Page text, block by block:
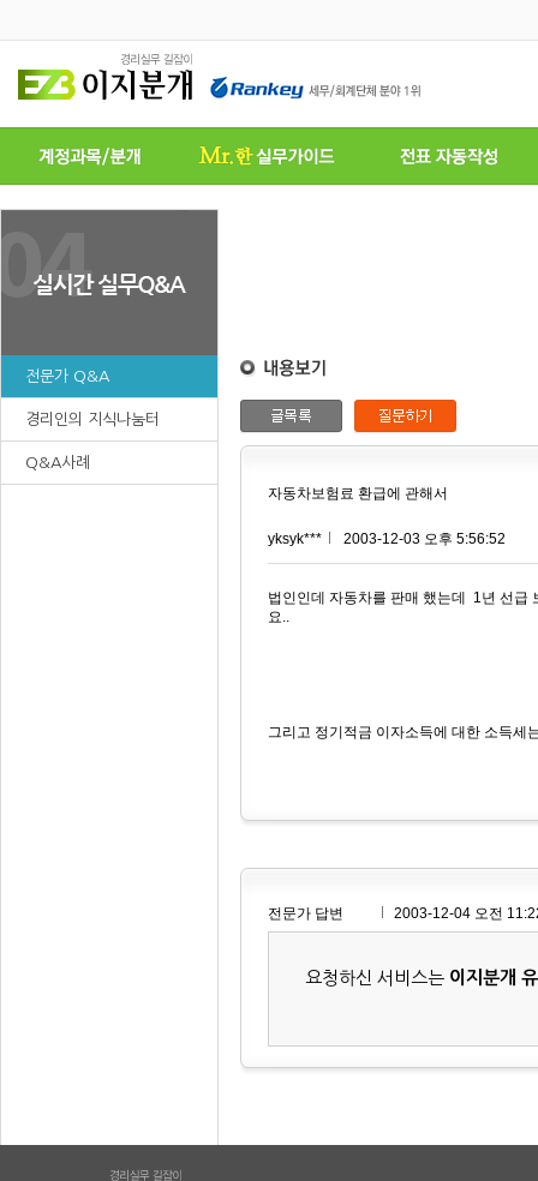
전문가 Q&A
경리인의 지식나눔터
Q&A사례
자동차보험료 환급에 관해서
yksyk*** 2003-12-03 오후 5:56:52
법인인데 자동차를 판매 했는데 1년 선급
요..
그리고 정기적금 이자소득에 대한 소득세
전문가 답변 2003-12-04 오전
요청하신 서비스는 이지분개